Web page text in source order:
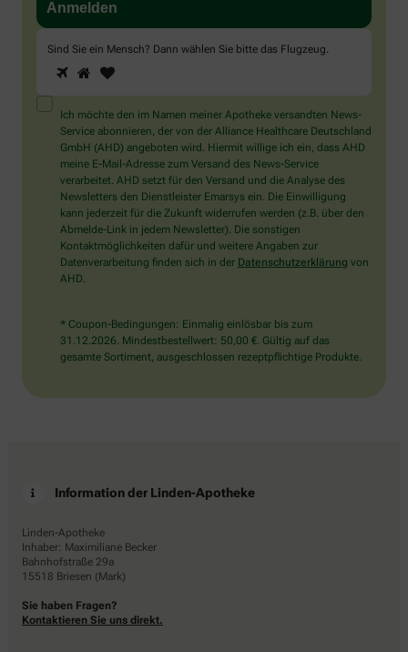
Sind Sie ein Mensch? Dann wählen Sie bitte das Flugzeug.
Sind
Sie
ein
Mensch?
Dann
wählen
Sie
bitte
das
Flugzeug.
1 2
Ich möchte den im Namen meiner Apotheke versandten News-
Service abonnieren, der von der Alliance Healthcare Deutschland
GmbH (AHD) angeboten wird. Hiermit willige ich ein, dass AHD
meine E-Mail-Adresse zum Versand des News-Service
verarbeitet. AHD setzt für den Versand und die Analyse des
Newsletters den Dienstleister Emarsys ein. Die Einwilligung
kann jederzeit für die Zukunft widerrufen werden (z.B. über den
Abmelde-Link in jedem Newsletter). Die sonstigen
Kontaktmöglichkeiten dafür und weitere Angaben zur
Datenverarbeitung finden sich in der Datenschutzerklärung von
AHD.
* Coupon-Bedingungen: Einmalig einlösbar bis zum
31.12.2026. Mindestbestellwert: 50,00 €. Gültig auf das
gesamte Sortiment, ausgeschlossen rezeptpflichtige Produkte.
Information der Linden-Apotheke
Linden-Apotheke
Inhaber: Maximiliane Becker
Bahnhofstraße 29a
15518 Briesen (Mark)
Sie haben Fragen?
Kontaktieren Sie uns direkt.